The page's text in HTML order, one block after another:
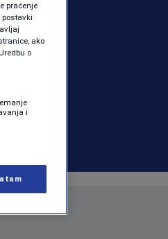
praćenje
ako
o
i